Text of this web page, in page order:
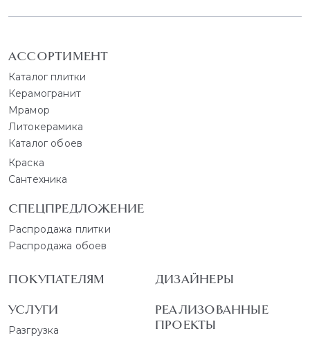
АССОРТИМЕНТ
Каталог плитки
Керамогранит
Мрамор
Литокерамика
Каталог обоев
Краска
Сантехника
СПЕЦПРЕДЛОЖЕНИЕ
Распродажа плитки
Распродажа обоев
ПОКУПАТЕЛЯМ
УСЛУГИ
Разгрузка
ДИЗАЙНЕРЫ
РЕАЛИЗОВАННЫЕ
ПРОЕКТЫ